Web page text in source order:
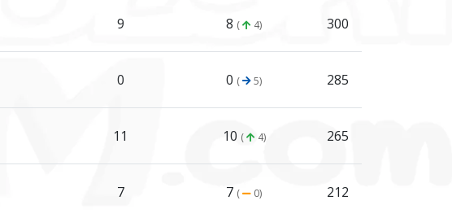
9 8 ( 4) 300
0 0 ( 5) 285
11 10 ( 4) 265
7 7 ( 0) 212